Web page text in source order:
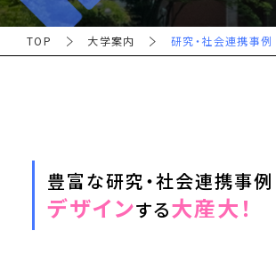
TOP 大学案内 研究・社会連携事例
豊富な研究・社会連携事例
デザインする大産大！